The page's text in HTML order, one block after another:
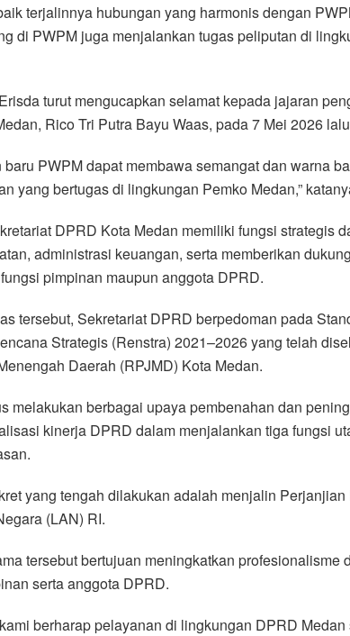
terjalinnya hubungan yang harmonis dengan
di PWPM juga menjalankan tugas peliputan di
turut mengucapkan selamat kepada jajaran
Rico Tri Putra Bayu Waas, pada 7 Mei 2026
baru PWPM dapat membawa semangat dan warna
yang bertugas di lingkungan Pemko Medan,”
DPRD Kota Medan memiliki fungsi strategis
administrasi keuangan, serta memberikan
pimpinan maupun anggota DPRD.
tersebut, Sekretariat DPRD berpedoman pada
Strategis (Renstra) 2021–2026 yang telah
Daerah (RPJMD) Kota Medan.
melakukan berbagai upaya pembenahan dan
kinerja DPRD dalam menjalankan tiga fungsi
yang tengah dilakukan adalah menjalin
(LAN) RI.
tersebut bertujuan meningkatkan profesionalisme
serta anggota DPRD.
berharap pelayanan di lingkungan DPRD